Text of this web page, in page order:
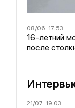
08/06 17:53
16-летний
после
21/07 19:03